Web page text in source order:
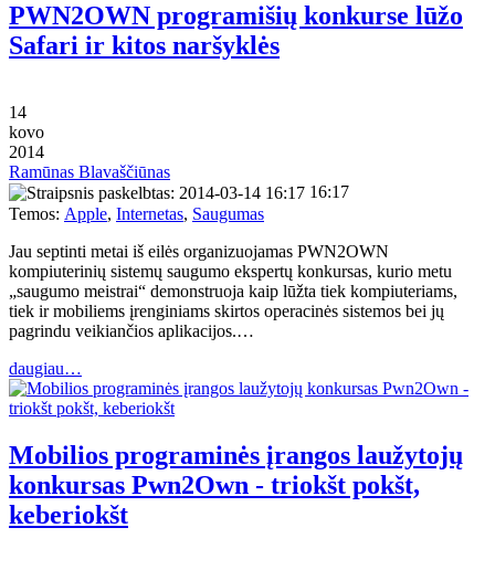
PWN2OWN programišių konkurse lūžo
Safari ir kitos naršyklės
14
kovo
2014
Ramūnas Blavaščiūnas
16:17
Temos: Apple, Internetas, Saugumas
Jau septinti metai iš eilės organizuojamas PWN2OWN
kompiuterinių sistemų saugumo ekspertų konkursas, kurio metu
„saugumo meistrai“ demonstruoja kaip lūžta tiek kompiuteriams,
tiek ir mobiliems įrenginiams skirtos operacinės sistemos bei jų
pagrindu veikiančios aplikacijos.…
daugiau…
Mobilios programinės įrangos laužytojų
konkursas Pwn2Own - triokšt pokšt,
keberiokšt